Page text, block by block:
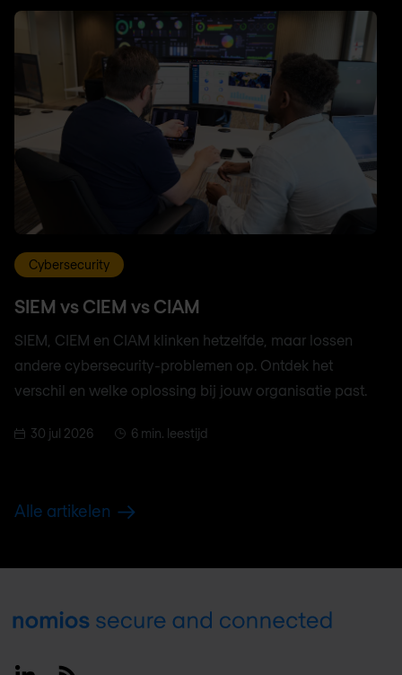
Cybersecurity
SIEM vs CIEM vs CIAM
SIEM, CIEM en CIAM klinken hetzelfde, maar lossen
andere cybersecurity-problemen op. Ontdek het
verschil en welke oplossing bij jouw organisatie past.
30 jul 2026 6 min. leestijd
Alle artikelen
Footer